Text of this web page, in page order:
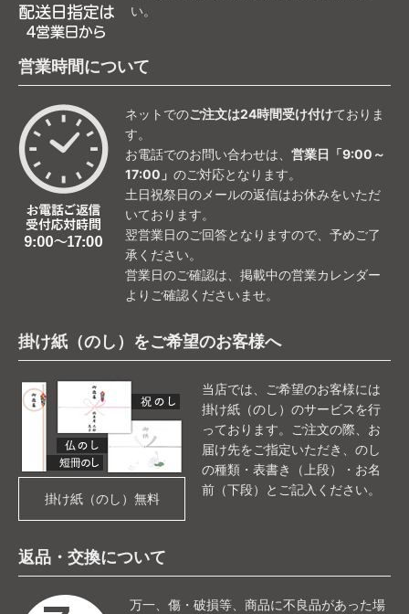
い。
営業時間について
ネットでのご注文は24時間受け付けておりま
す。
お電話でのお問い合わせは、 営業日「9:00～
17:00」 のご対応となります。
土日祝祭日のメールの返信はお休みをいただ
いております。
翌営業日のご回答となりますので、予めご了
承ください。
営業日のご確認は、掲載中の営業カレンダー
よりご確認くださいませ。
掛け紙（のし）をご希望のお客様へ
掛け紙（のし）無料
当店では、ご希望のお客様には
掛け紙（のし）のサービスを行
っております。ご注文の際、お
届け先をご指定いただき、のし
の種類・表書き（上段）・お名
前（下段）とご記入ください。
返品・交換について
万一、傷・破損等、商品に不良品があった場